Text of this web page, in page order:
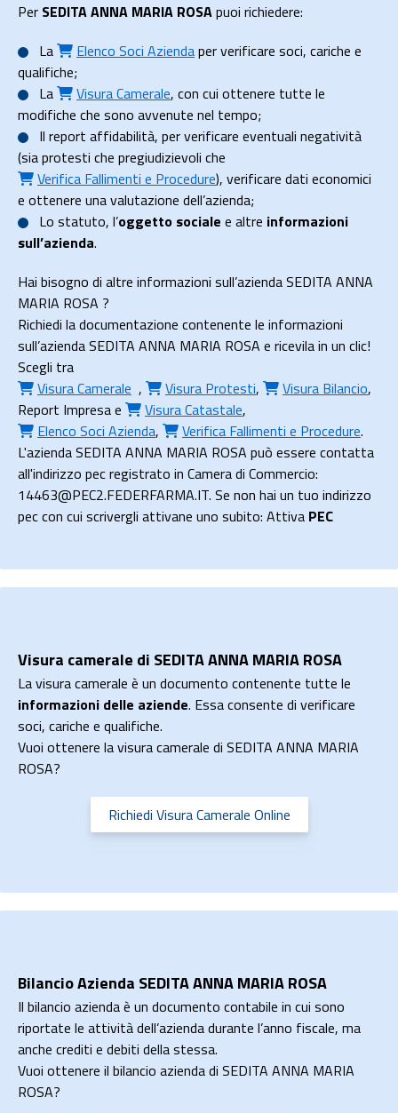
Per SEDITA ANNA MARIA ROSApuoi richiedere:
La
Elenco Soci Aziendaper verificare soci, cariche e
qualifiche;
La
Visura Camerale, con cui ottenere tutte le
modifiche che sono avvenute nel tempo;
Il report affidabilità, per verificare eventuali negatività
(sia protesti che pregiudizievoli che
Verifica Fallimenti e Procedure), verificare dati economici
e ottenere una valutazione dell’azienda;
Lo statuto, l’oggetto sociale e altre informazioni
sull’azienda.
Hai bisogno di altre informazioni sull’azienda SEDITA ANNA
MARIA ROSA ?
Richiedi la documentazione contenente le informazioni
sull’azienda SEDITA ANNA MARIA ROSA e ricevila in un clic!
Scegli tra
Visura Camerale , Visura Protesti, Visura Bilancio,
Report Impresae Visura Catastale,
Elenco Soci Azienda, Verifica Fallimenti e Procedure.
L'azienda SEDITA ANNA MARIA ROSA può essere contatta
all'indirizzo pec registrato in Camera di Commercio:
14463@PEC2.FEDERFARMA.IT. Se non hai un tuo indirizzo
pec con cui scrivergli attivane uno subito: Attiva PEC
Visura camerale di SEDITA ANNA MARIA ROSA
La visura camerale è un documento contenente tutte le
informazioni delle aziende. Essa consente di verificare
soci, cariche e qualifiche.
Vuoi ottenere la visura camerale di SEDITA ANNA MARIA
ROSA?
Richiedi Visura Camerale Online
Bilancio Azienda SEDITA ANNA MARIA ROSA
Il bilancio azienda è un documento contabile in cui sono
riportate le attività dell’azienda durante l’anno fiscale, ma
anche crediti e debiti della stessa.
Vuoi ottenere il bilancio azienda di SEDITA ANNA MARIA
ROSA?